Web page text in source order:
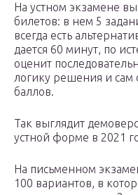
На устном экзамене
билетов: в нем 5
всегда есть
дается 60 минут, по
оценит
логику решения и сам
баллов.
Так выглядит
устной форме в 2021
На письменном
100 вариантов, в